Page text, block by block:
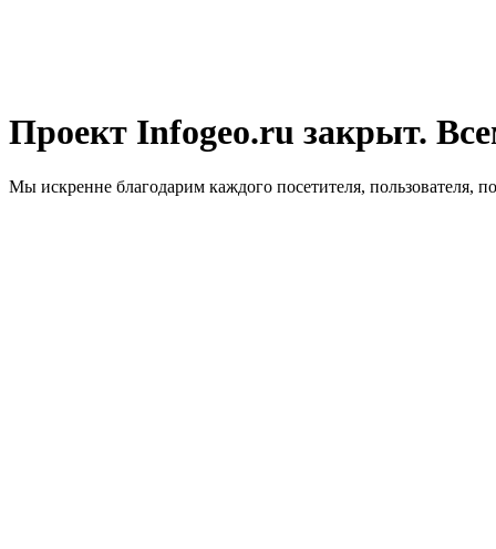
Проект Infogeo.ru закрыт.
Мы искренне благодарим каждого посетителя, пользователя,